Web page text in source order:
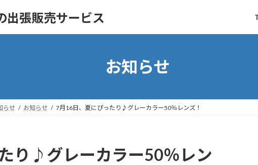
出張販売サービス
お知らせ
らせ お知らせ 7月16日、夏にぴったり♪グレーカラー50％レンズ！
り♪グレーカラー50％レン